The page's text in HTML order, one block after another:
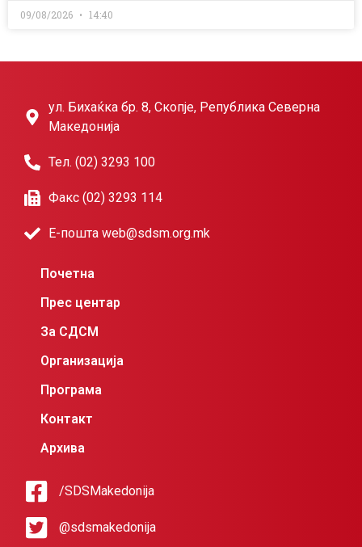
09/08/2026 14:40
ул. Бихаќка бр. 8, Скопје, Република Северна
Македонија
Тел. (02) 3293 100
Факс (02) 3293 114
Е-пошта web@sdsm.org.mk
Почетна
Прес центар
За СДСМ
Организација
Програма
Контакт
Архива
/SDSMakedonija
@sdsmakedonija